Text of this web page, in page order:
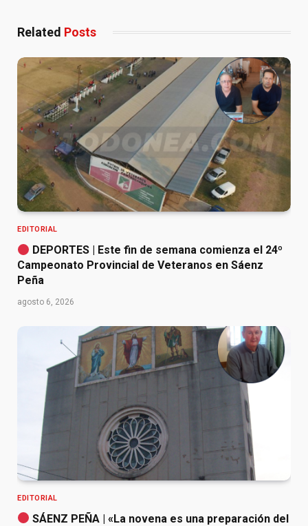
Related Posts
EDITORIAL
DEPORTES | Este fin de semana comienza el 24º
Campeonato Provincial de Veteranos en Sáenz
Peña
agosto 6, 2026
EDITORIAL
SÁENZ PEÑA | «La novena es una preparación del